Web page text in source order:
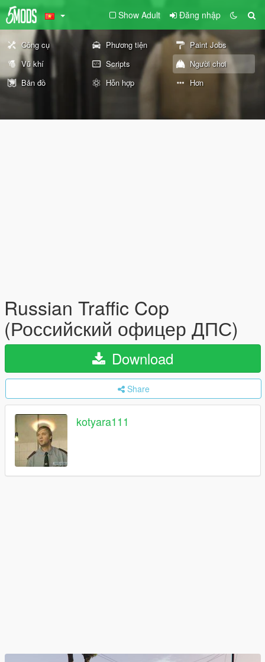
Show Adult Đăng nhập
Công cụ Phương tiện
Paint Jobs
Vũ khí
Scripts
Người chơi
Bản đồ
Hỗn hợp Hơn
Russian Traffic Cop
(Российский офицер ДПС)
Download
Share
kotyara111